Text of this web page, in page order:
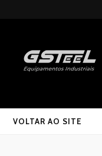
VOLTAR AO SITE